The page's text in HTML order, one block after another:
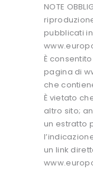
NOTE
pubblicati in
È
pagina di
che
È vietato
altro sito;
un estratto
un link